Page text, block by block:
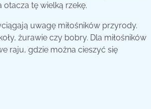
tę wielką rzekę.
uwagę miłośników przyrody.
żurawie czy bobry. Dla miłośników
raju, gdzie można cieszyć się